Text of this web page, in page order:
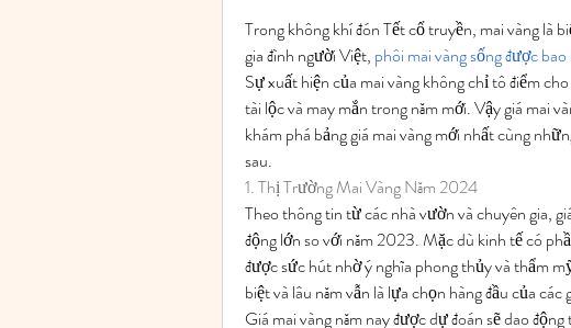
Trong không khí đón Tết cổ truyền, mai vàng là
gia đình người Việt, phôi mai vàng sống được bao
Sự xuất hiện của mai vàng không chỉ tô điểm
tài lộc và may mắn trong năm mới. Vậy giá mai
khám phá bảng giá mai vàng mới nhất cùng
sau.
1. Thị Trường Mai Vàng Năm 2024
Theo thông tin từ các nhà vườn và chuyên gia,
động lớn so với năm 2023. Mặc dù kinh tế có
được sức hút nhờ ý nghĩa phong thủy và thẩm
biệt và lâu năm vẫn là lựa chọn hàng đầu của
Giá mai vàng năm nay được dự đoán sẽ dao